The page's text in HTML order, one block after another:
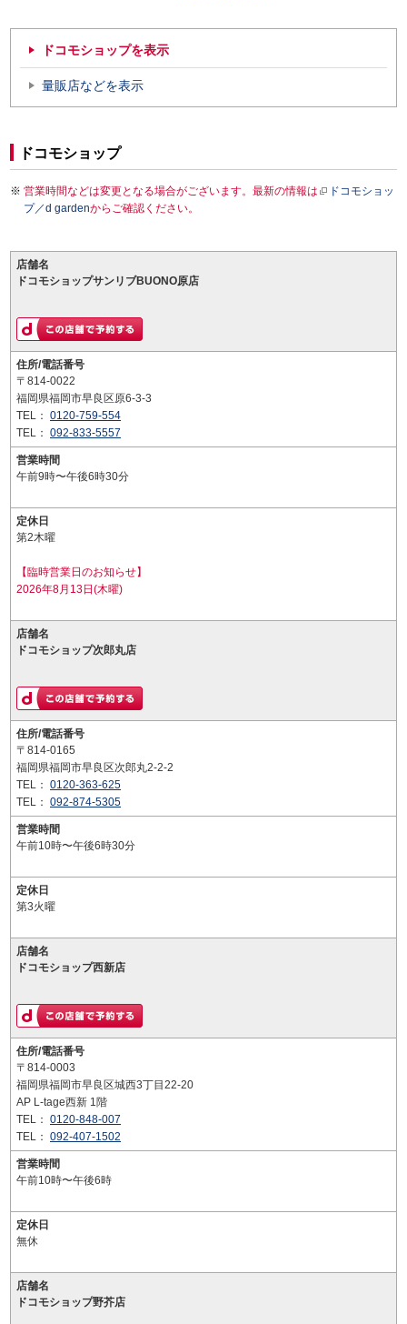
ドコモショップを表示
量販店などを表示
ドコモショップ
営業時間などは変更となる場合がございます。最新の情報は
ドコモショッ
プ／d gardenからご確認ください。
店舗名
ドコモショップサンリブBUONO原店
住所/電話番号
〒814-0022
福岡県福岡市早良区原6-3-3
TEL： 0120-759-554
TEL： 092-833-5557
営業時間
午前9時〜午後6時30分
定休日
第2木曜
【臨時営業日のお知らせ】
2026年8月13日(木曜)
店舗名
ドコモショップ次郎丸店
住所/電話番号
〒814-0165
福岡県福岡市早良区次郎丸2-2-2
TEL： 0120-363-625
TEL： 092-874-5305
営業時間
午前10時〜午後6時30分
定休日
第3火曜
店舗名
ドコモショップ西新店
住所/電話番号
〒814-0003
福岡県福岡市早良区城西3丁目22-20
AP L-tage西新 1階
TEL： 0120-848-007
TEL： 092-407-1502
営業時間
午前10時〜午後6時
定休日
無休
店舗名
ドコモショップ野芥店